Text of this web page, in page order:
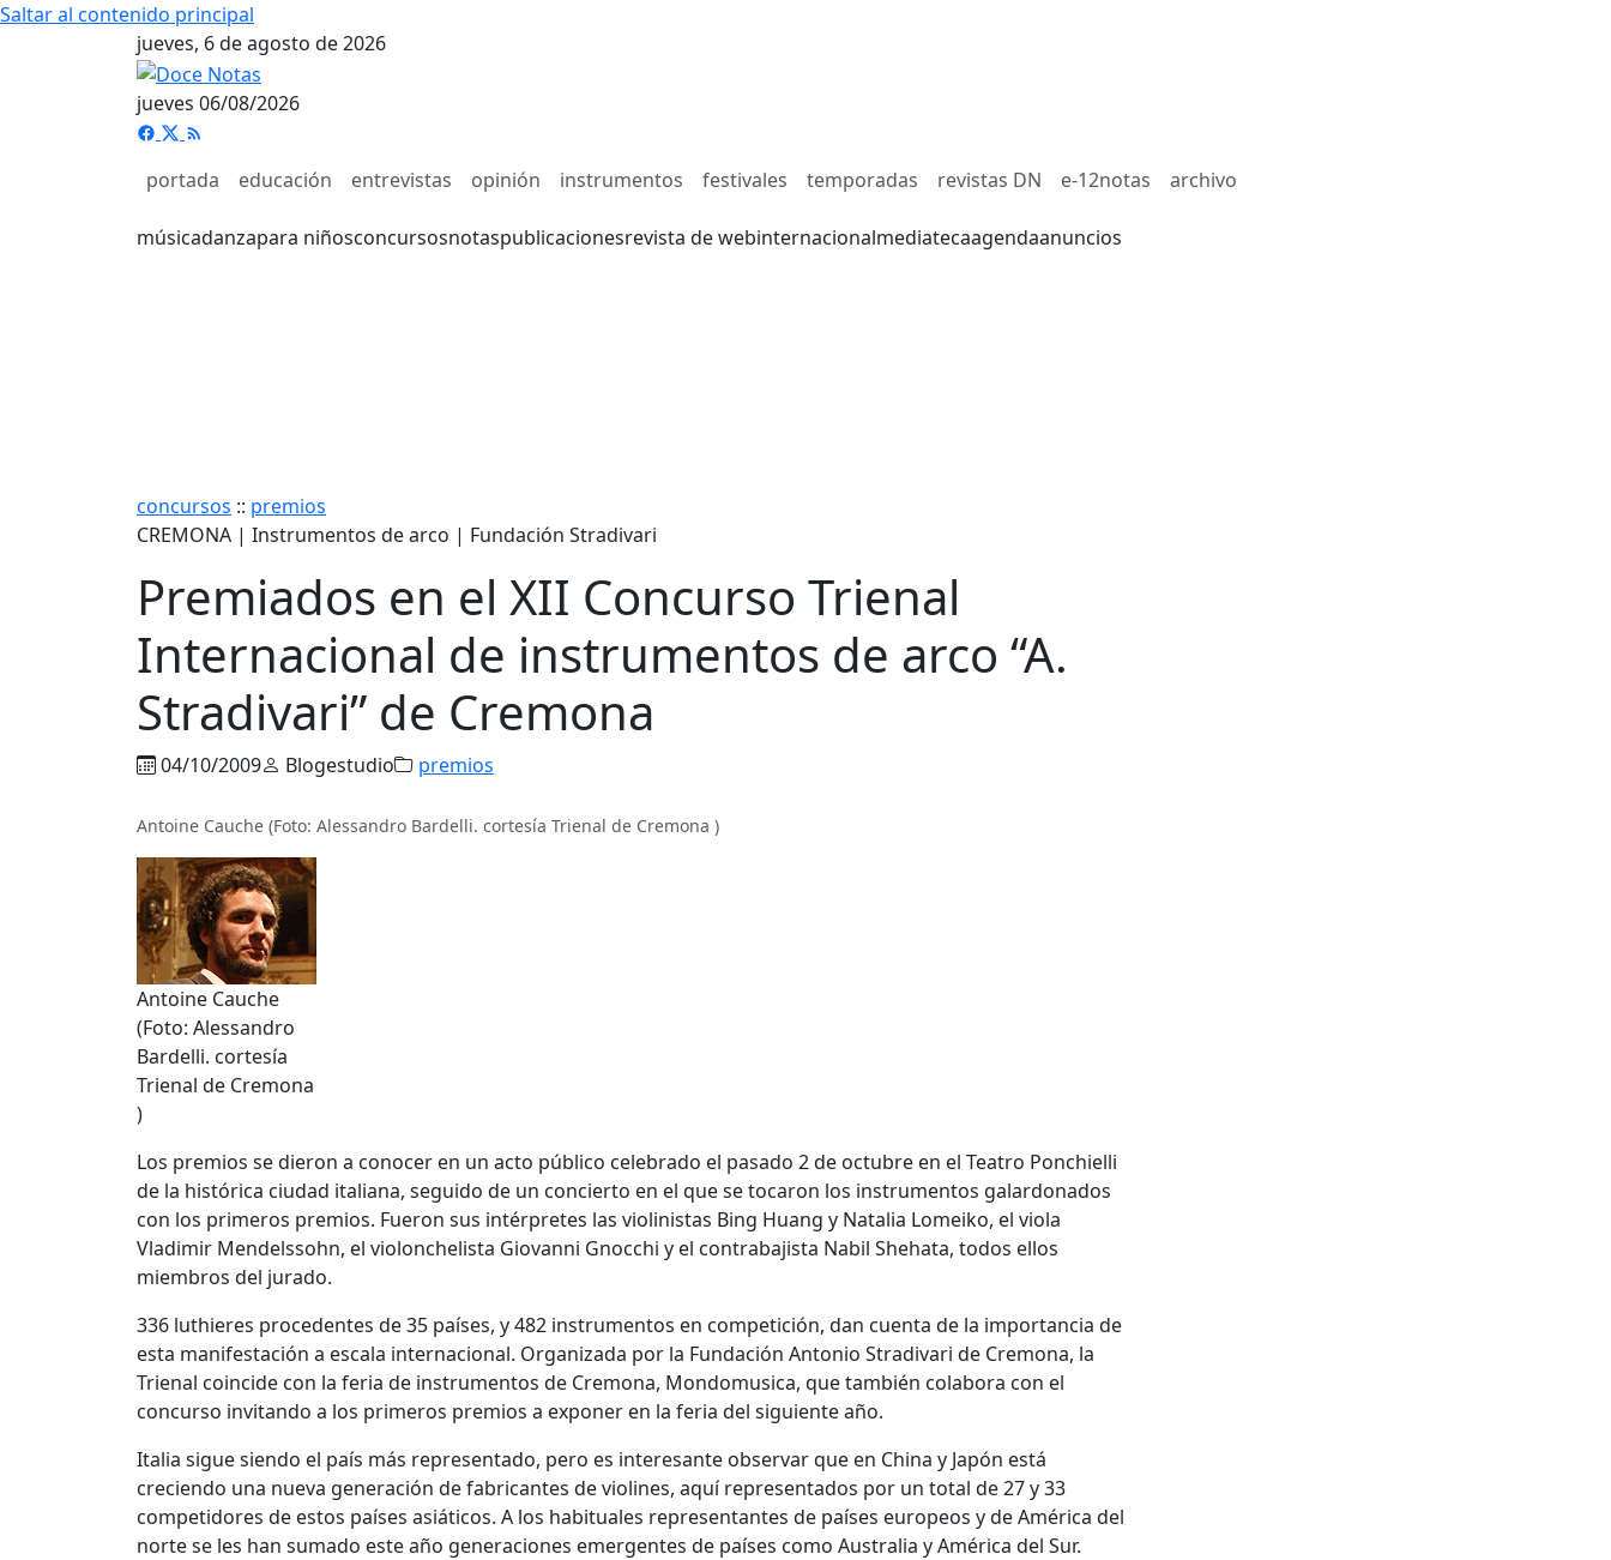
Saltar al contenido principal
jueves, 6 de agosto de 2026
jueves 06/08/2026
portada educación entrevistas opinión instrumentos festivales temporadas revistas DN e-12notas archivo
músicadanzapara niñosconcursosnotaspublicacionesrevista de webinternacionalmediatecaagendaanuncios
concursos :: premios
CREMONA | Instrumentos de arco | Fundación Stradivari
Premiados en el XII Concurso Trienal
Internacional de instrumentos de arco “A.
Stradivari” de Cremona
04/10/2009 Blogestudio premios
Antoine Cauche (Foto: Alessandro Bardelli. cortesía Trienal de Cremona )
Antoine Cauche
(Foto: Alessandro
Bardelli. cortesía
Trienal de Cremona
)
Los premios se dieron a conocer en un acto público celebrado el pasado 2 de octubre en el Teatro Ponchielli
de la histórica ciudad italiana, seguido de un concierto en el que se tocaron los instrumentos galardonados
con los primeros premios. Fueron sus intérpretes las violinistas Bing Huang y Natalia Lomeiko, el viola
Vladimir Mendelssohn, el violonchelista Giovanni Gnocchi y el contrabajista Nabil Shehata, todos ellos
miembros del jurado.
336 luthieres procedentes de 35 países, y 482 instrumentos en competición, dan cuenta de la importancia de
esta manifestación a escala internacional. Organizada por la Fundación Antonio Stradivari de Cremona, la
Trienal coincide con la feria de instrumentos de Cremona, Mondomusica, que también colabora con el
concurso invitando a los primeros premios a exponer en la feria del siguiente año.
Italia sigue siendo el país más representado, pero es interesante observar que en China y Japón está
creciendo una nueva generación de fabricantes de violines, aquí representados por un total de 27 y 33
competidores de estos países asiáticos. A los habituales representantes de países europeos y de América del
norte se les han sumado este año generaciones emergentes de países como Australia y América del Sur.